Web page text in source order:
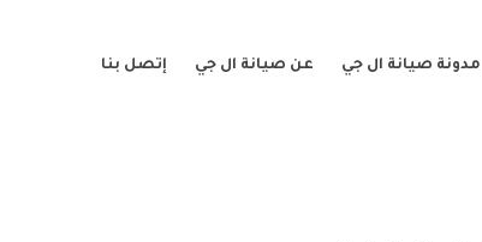
مدونة صيانة ال جي عن صيانة ال جي إتصل بنا